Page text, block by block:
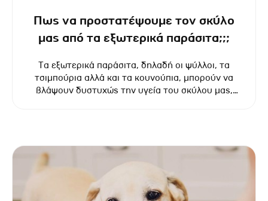
Πως να προστατέψουμε τον σκύλο
μας από τα εξωτερικά παράσιτα;;;
Τα εξωτερικά παράσιτα, δηλαδή οι ψύλλοι, τα
τσιμπούρια αλλά και τα κουνούπια, μπορούν να
βλάψουν δυστυχώς την υγεία του σκύλου μας,